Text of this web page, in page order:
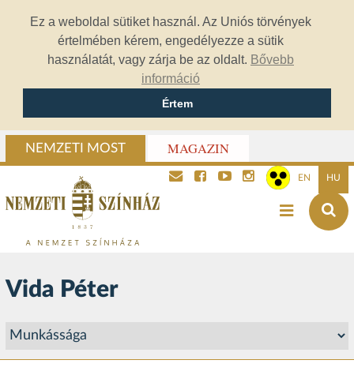
Ez a weboldal sütiket használ. Az Uniós törvények
értelmében kérem, engedélyezze a sütik
használatát, vagy zárja be az oldalt. Bővebb
információ
Értem
NEMZETI MOST MAGAZIN
EN HU
Vida Péter